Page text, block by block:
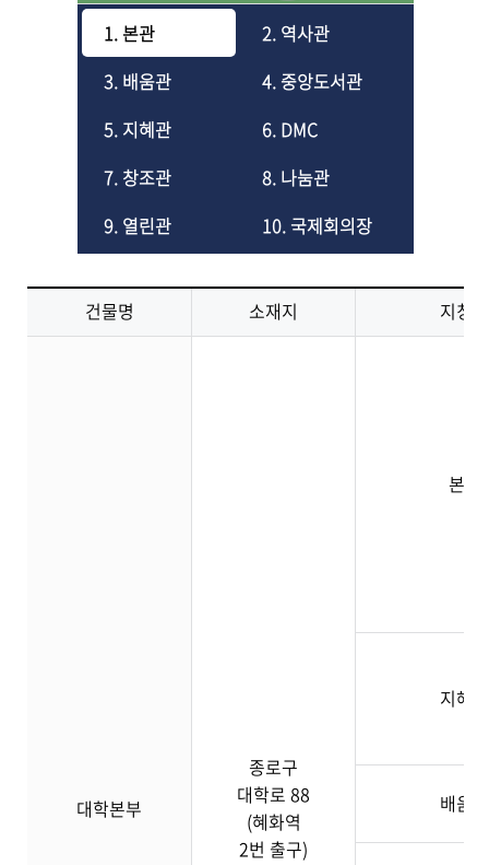
1. 본관
2. 역사관
3. 배움관
4. 중앙도서관
5. 지혜관
6. DMC
7. 창조관
8. 나눔관
9. 열린관
10. 국제회의장
건물명 소재지 지칭명
대학본부
종로구
대학로 88
(혜화역
2번 출구)
본관
지혜관
배움관